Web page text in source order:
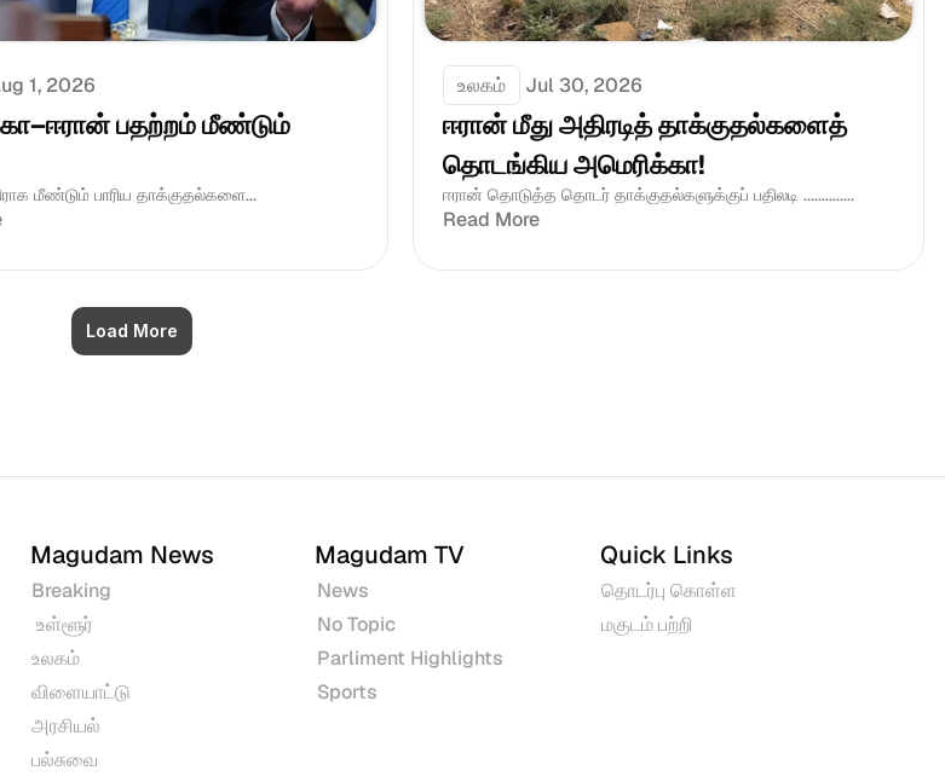
1, 2026
பதற்றம் மீண்டும்
மீண்டும் பாரிய தாக்குதல்களை...
உலகம் Jul 30, 2026
ஈரான் மீது அதிரடித் தாக்குதல்களைத்
தொடங்கிய அமெரிக்கா!
ஈரான் தொடுத்த தொடர் தாக்குதல்களுக்குப் பதிலடி ..............
Read More
Load More
Magudam News
Breaking
உள்ளூர்
உலகம்
விளையாட்டு
அரசியல்
பல்சுவை
Magudam TV
News
No Topic
Parliment Highlights
Sports
Quick Links
தொடர்பு கொள்ள
மகுடம் பற்றி